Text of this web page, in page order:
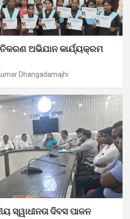
ଅଭିଯାନ କାର୍ଯ୍ୟକ୍ରମ
Dhangadamajhi
ସ୍ୱାଧୀନତା ଦିବସ ପାଳନ